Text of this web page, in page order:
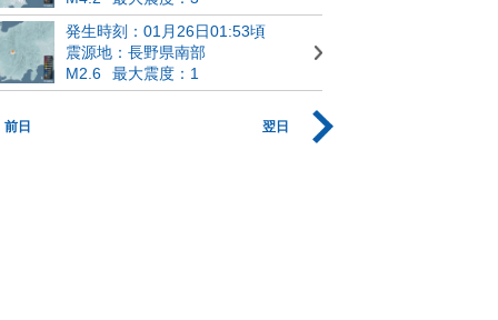
発生時刻：01月26日01:53頃
震源地：長野県南部
M2.6
最大震度：1
前日 翌日